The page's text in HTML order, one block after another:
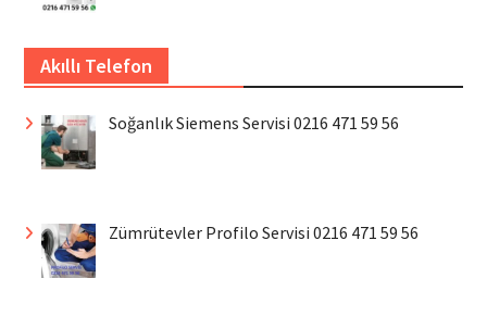
Akıllı Telefon
Soğanlık Siemens Servisi 0216 471 59 56
Zümrütevler Profilo Servisi 0216 471 59 56